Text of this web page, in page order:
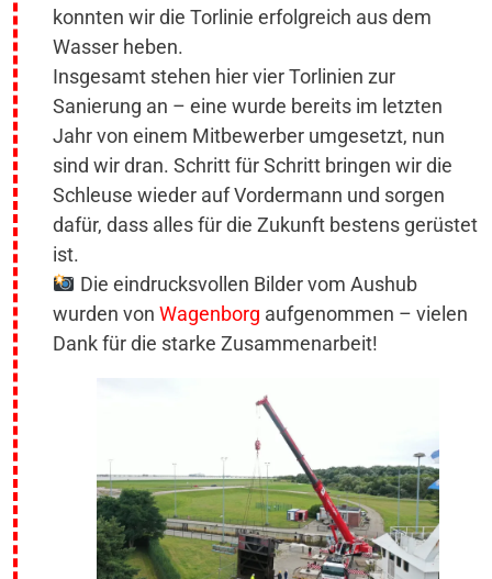
konnten wir die Torlinie erfolgreich aus dem
Wasser heben.
Insgesamt stehen hier vier Torlinien zur
Sanierung an – eine wurde bereits im letzten
Jahr von einem Mitbewerber umgesetzt, nun
sind wir dran. Schritt für Schritt bringen wir die
Schleuse wieder auf Vordermann und sorgen
dafür, dass alles für die Zukunft bestens gerüstet
ist.
Die eindrucksvollen Bilder vom Aushub
wurden von Wagenborg aufgenommen – vielen
Dank für die starke Zusammenarbeit!